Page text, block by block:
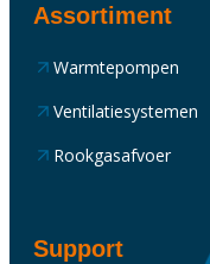
Assortiment
Warmtepompen
Ventilatiesystemen
Rookgasafvoer
Support